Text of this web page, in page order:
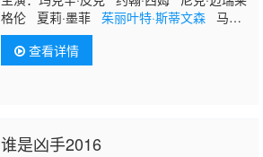
格伦 夏莉·墨菲 茱丽叶特·斯蒂文森马特·
斯托克 艾米丽·比查姆 奥古斯图斯·珀如 安
娜贝勒艾裴逊 Jim Cartwright 乔·达廷 鲁
珀特·伊文斯 Anthony Flanagan Chloe
查看详情
谁是凶手2016